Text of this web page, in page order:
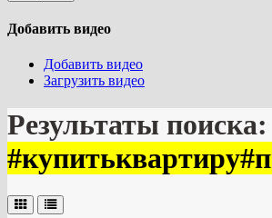
Добавить видео
Добавить видео
Загрузить видео
Результаты поиска: